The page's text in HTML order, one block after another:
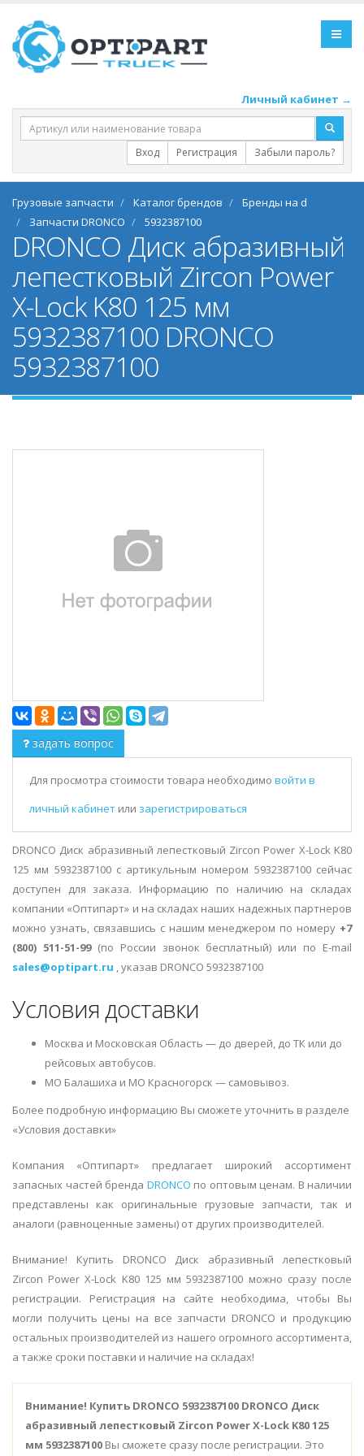
Личный кабинет →
Вход Регистрация Забыли пароль?
Грузовые запчасти Каталог брендов
Бренды на d
Запчасти DRONCO
5932387100
DRONCO Диск абразивный
лепестковый Zircon Power
X-Lock K80 125 мм
5932387100 DRONCO
5932387100
задать вопрос
Для просмотра стоимости товара необходимо войти в
личный кабинет или зарегистрироваться
DRONCO Диск абразивный лепестковый Zircon Power X-Lock K80
125 мм 5932387100 с артикульным номером 5932387100 сейчас
доступен для заказа. Информацию по наличию на складах
компании «Оптипарт» и на складах наших надежных партнеров
можно узнать, связавшись с нашим менеджером по номеру +7
(800) 511-51-99(по России звонок бесплатный) или по E-mail
sales@optipart.ru , указав DRONCO 5932387100
Условия доставки
Москва и Московская Область — до дверей, до ТК или до
рейсовых автобусов.
МО Балашиха и МО Красногорск — самовывоз.
Более подробную информацию Вы сможете уточнить в разделе
«Условия доставки»
Компания «Оптипарт» предлагает широкий ассортимент
запасных частей бренда DRONCO по оптовым ценам. В наличии
представлены как оригинальные грузовые запчасти, так и
аналоги (равноценные замены) от других производителей.
Внимание! Купить DRONCO Диск абразивный лепестковый
Zircon Power X-Lock K80 125 мм 5932387100 можно сразу после
регистрации. Регистрация на сайте необходима, чтобы Вы
могли получить цены на все запчасти DRONCO и продукцию
остальных производителей из нашего огромного ассортимента,
а также сроки поставки и наличие на складах!
Внимание! Купить DRONCO 5932387100 DRONCO Диск
абразивный лепестковый Zircon Power X-Lock K80 125
мм 5932387100 Вы сможете сразу после регистрации. Это